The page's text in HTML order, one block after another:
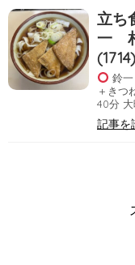
立ち
一
(1714)
鈴一
＋きつ
40分 大
記事を